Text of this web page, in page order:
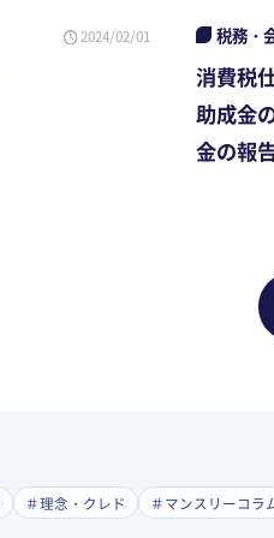
2024/02/01 税務・
消費税
助成金
金の報
＃理念・クレド ＃マンスリーコラ